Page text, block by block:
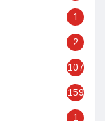
1
2
107
159
1